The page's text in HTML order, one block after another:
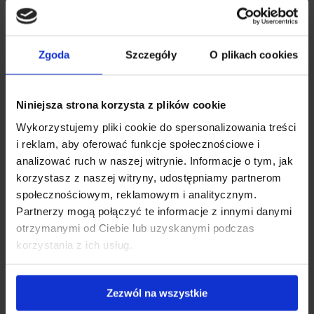
Zgoda Szczegóły O plikach cookies
Niniejsza strona korzysta z plików cookie
Wykorzystujemy pliki cookie do spersonalizowania treści
i reklam, aby oferować funkcje społecznościowe i
analizować ruch w naszej witrynie. Informacje o tym, jak
korzystasz z naszej witryny, udostępniamy partnerom
społecznościowym, reklamowym i analitycznym.
Partnerzy mogą połączyć te informacje z innymi danymi
otrzymanymi od Ciebie lub uzyskanymi podczas
korzystania z ich usług.
Zezwól na wszystkie
sprzymierzeniec układu ruchu – porcja 5–10 g
wspomaga zdrowie
i mięśni .
Co daje kolagen?
Codzienna suplementacja kolagenu rybiego
Natu.Care przez trzy miesiące może przynieść
wiele korzyści. A jeszcze jak możesz je robić w
taki smaczny sposób… Czego możesz
oczekiwać?
nadaje im silnej